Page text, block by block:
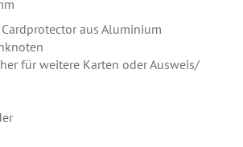
aus Aluminium
für weitere Karten oder Ausweis/